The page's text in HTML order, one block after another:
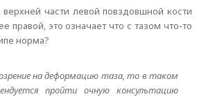
верхней части левой повздовшной кости
правой, это означает что с тазом что-то
норма?
на деформацию таза, то в таком
пройти очную консультацию